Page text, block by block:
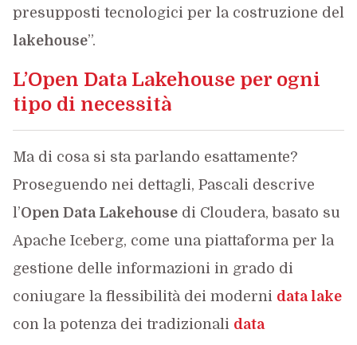
presupposti tecnologici per la costruzione del
lakehouse”.
L’Open Data Lakehouse per ogni
tipo di necessità
Ma di cosa si sta parlando esattamente?
Proseguendo nei dettagli, Pascali descrive
l’Open Data Lakehousedi Cloudera, basato su
Apache Iceberg, come una piattaforma per la
gestione delle informazioni in grado di
coniugare la flessibilità dei moderni data lake
con la potenza dei tradizionali data